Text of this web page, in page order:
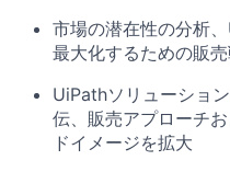
市場の潜在性の分析
最大化するための販
UiPathソリューショ
伝、販売アプローチ
ドイメージを拡大